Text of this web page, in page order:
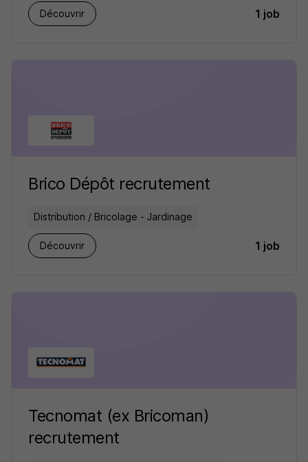
Découvrir 1 job
Brico Dépôt recrutement
Distribution / Bricolage - Jardinage
Découvrir 1 job
Tecnomat (ex Bricoman)
recrutement